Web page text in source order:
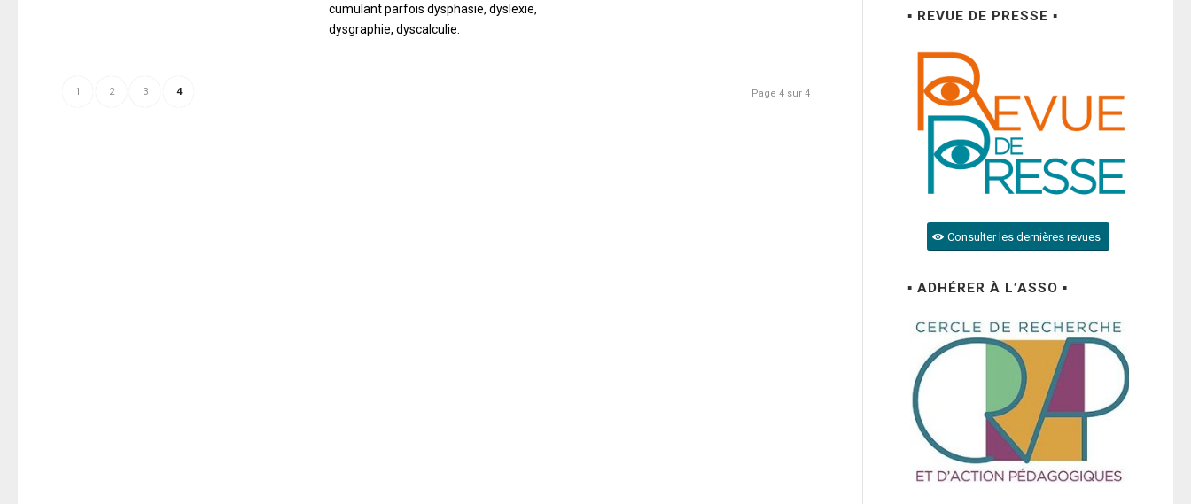
cumulant parfois dysphasie, dyslexie,
dysgraphie, dyscalculie.
Page 4 sur 4
1 2 3 4
▪ REVUE DE PRESSE ▪
Consulter les dernières revues
▪ ADHÉRER À L’ASSO ▪